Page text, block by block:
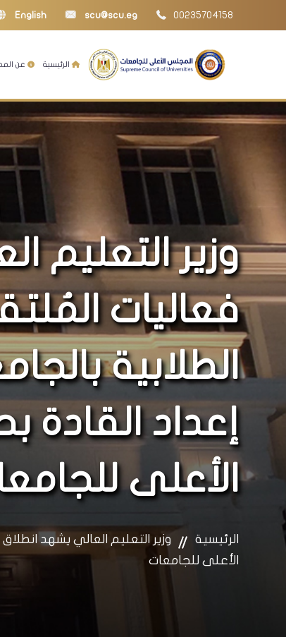
00235704158
scu@scu.eg
English
الرئيسية عن
وزير التعليم
فعاليات
الطلابية
إعداد القادة
الأعلى
الرئيسية
وزير التعليم العالي يشهد
الأعلى للجامعات